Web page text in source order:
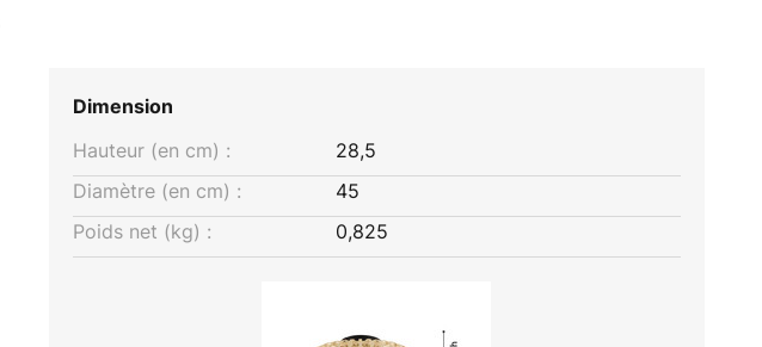
Dimension
Hauteur (en cm) :
28,5
Diamètre (en cm) :
45
Poids net (kg) :
0,825